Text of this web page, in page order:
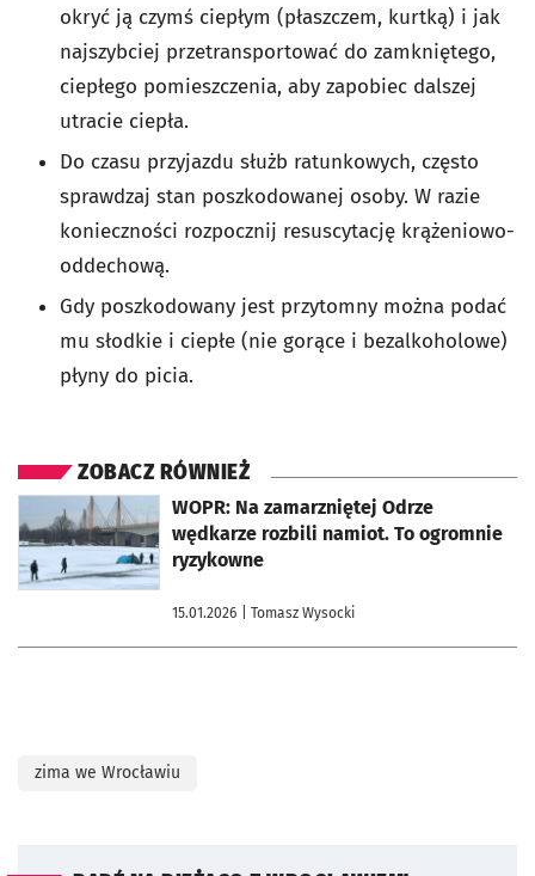
okryć ją czymś ciepłym (płaszczem, kurtką) i jak
najszybciej przetransportować do zamkniętego,
ciepłego pomieszczenia, aby zapobiec dalszej
utracie ciepła.
Do czasu przyjazdu służb ratunkowych, często
sprawdzaj stan poszkodowanej osoby. W razie
konieczności rozpocznij resuscytację krążeniowo-
oddechową.
Gdy poszkodowany jest przytomny można podać
mu słodkie i ciepłe (nie gorące i bezalkoholowe)
płyny do picia.
ZOBACZ RÓWNIEŻ
WOPR: Na zamarzniętej Odrze
wędkarze rozbili namiot. To ogromnie
ryzykowne
15.01.2026 | Tomasz Wysocki
otworzy się w nowej karcie
zima we Wrocławiu